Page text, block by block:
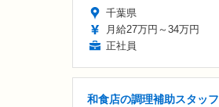
千葉県
月給27万円～34万円
正社員
和食店の調理補助スタッフ